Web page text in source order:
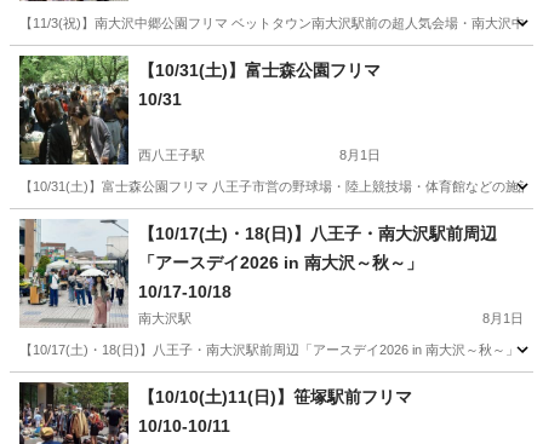
【11/3(祝)】南大沢中郷公園フリマ ベットタウン南大沢駅前の超人気会場・南大沢
東京 八王子市 南大沢駅 フリーマーケット
【10/31(土)】富士森公園フリマ
10/31
西八王子駅 8月1日
【10/31(土)】富士森公園フリマ 八王子市営の野球場・陸上競技場・体育館などの施
東京 八王子市 西八王子駅 フリーマーケット フリマ
【10/17(土)・18(日)】八王子・南大沢駅前周辺
「アースデイ2026 in 南大沢～秋～」
10/17-10/18
南大沢駅 8月1日
【10/17(土)・18(日)】八王子・南大沢駅前周辺「アースデイ2026 in 南大沢～秋～」
東京 八王子市 南大沢駅 フリーマーケット アースデイ
【10/10(土)11(日)】笹塚駅前フリマ
10/10-10/11